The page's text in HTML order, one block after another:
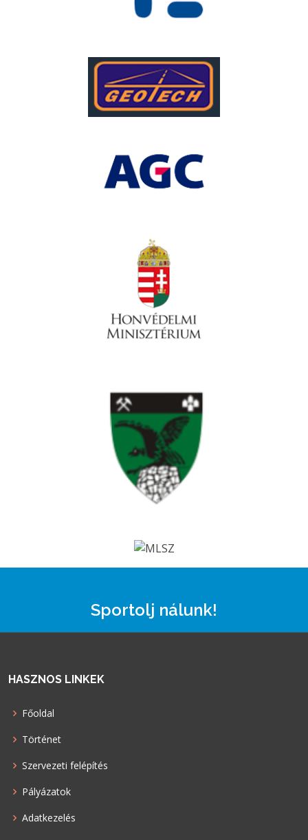
Sportolj nálunk!
HASZNOS LINKEK
Főoldal
Történet
Szervezeti felépítés
Pályázatok
Adatkezelés